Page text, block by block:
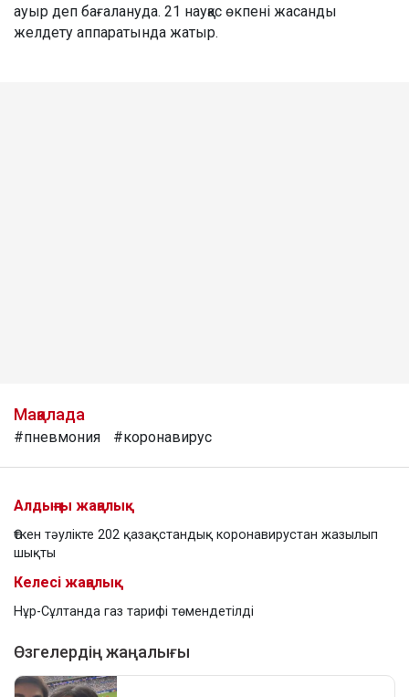
ауыр деп бағалануда. 21 науқас өкпені жасанды
желдету аппаратында жатыр.
Мақалада
#пневмония #коронавирус
Алдыңғы жаңалық
Өткен тәулікте 202 қазақстандық коронавирустан жазылып
шықты
Келесі жаңалық
Нұр-Сұлтанда газ тарифі төмендетілді